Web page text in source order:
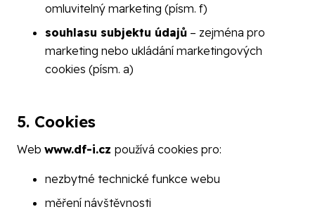
omluvitelný marketing (písm. f)
souhlasu subjektu údajů – zejména pro
marketing nebo ukládání marketingových
cookies (písm. a)
5. Cookies
Web www.df-i.cz používá cookies pro:
nezbytné technické funkce webu
měření návštěvnosti